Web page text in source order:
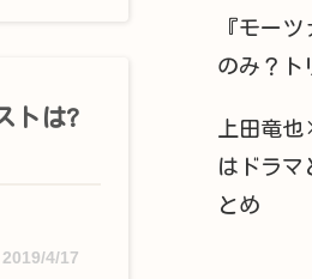
トは?
2019/4/17
『モー
のみ？ト
上田竜
はドラマ
とめ